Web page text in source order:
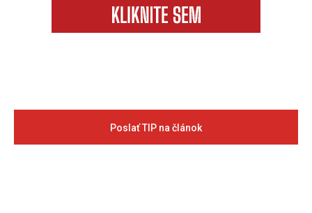
Poslať TIP na článok